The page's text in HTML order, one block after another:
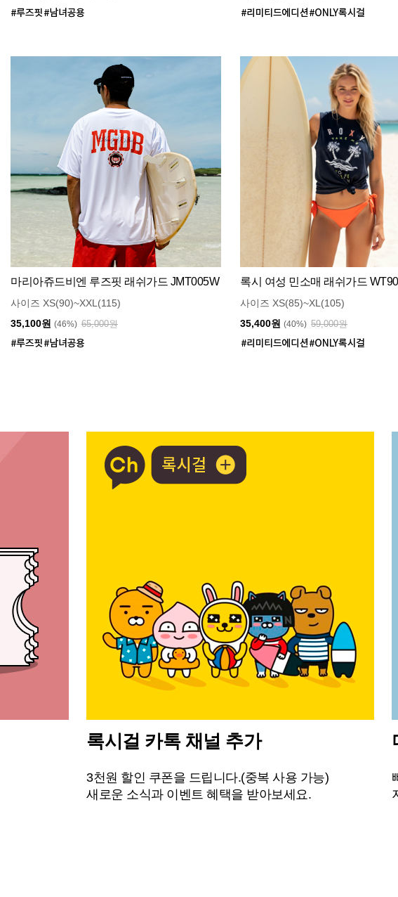
마리아쥬드비엔 루즈핏 래쉬가드 JMT005W
사이즈 XS(90)~XXL(115)
35,100원 (46%) 65,000원
록시 여성 민소매 래쉬가드
사이즈 XS(85)~XL(105)
35,400원 (40%) 59,000원
록시걸 카톡 채널 추가
3천원 할인 쿠폰을 드립니다.(중복 사용 가능)
새로운 소식과 이벤트 혜택을 받아보세요.